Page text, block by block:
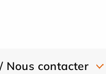
Nous contacter